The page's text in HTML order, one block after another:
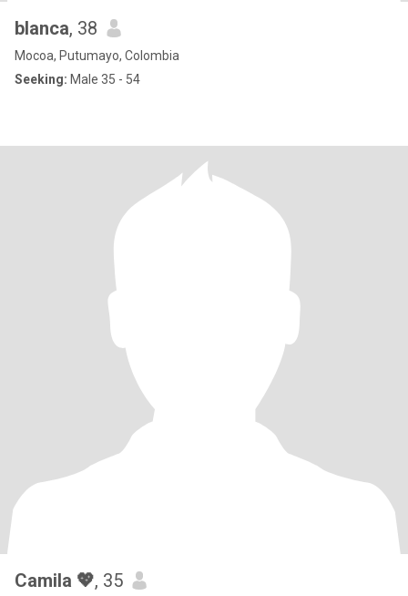
blanca, 38
Mocoa, Putumayo, Colombia
Seeking: Male 35 - 54
Camila 💖, 35